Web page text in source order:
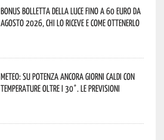
Bonus bolletta della luce fino a 60 euro da
agosto 2026, chi lo riceve e come ottenerlo
Meteo: su Potenza ancora giorni caldi con
temperature oltre i 30°. Le previsioni